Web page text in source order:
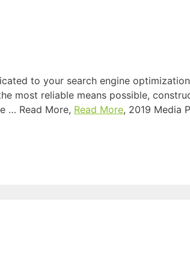
to your search engine
most reliable means possible,
… Read More, Read More, 2019 Media